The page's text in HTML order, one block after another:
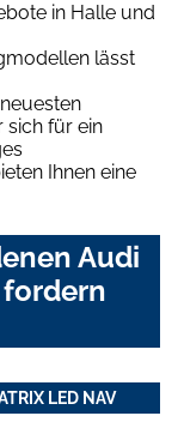
in Halle und
lässt
sich für ein
Ihnen eine
Audi
LED NAV